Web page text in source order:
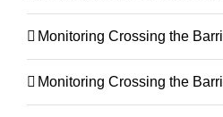
Monitoring Crossing the
Monitoring Crossing the